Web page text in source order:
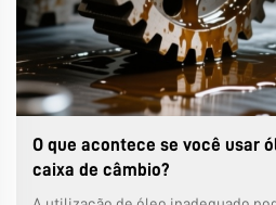
O que acontece se você usar
caixa de câmbio?